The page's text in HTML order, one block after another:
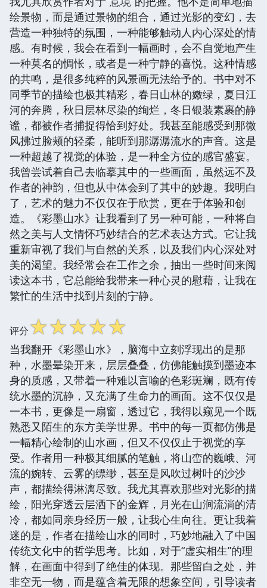
绘景物，而是通过景物的组合，通过光影的变幻，去
营造一种独特的氛围，一种能够触动人内心深处的情
感。有时候，我会在看到一幅画时，会不自觉地产生
一种莫名的惆怅，或者是一种宁静的喜悦。这种情感
的共鸣，是很多纯粹的风景画无法给予的。书中对不
同季节的描绘也极其精彩，春日山林的嫩绿，夏日江
河的奔腾，秋日层林尽染的绚烂，冬日银装素裹的静
谧，都被作者捕捉得恰到好处。我甚至能感受到那微
风拂过脸颊的轻柔，能听到那潺潺流水的声音。这是
一种超越了视觉的体验，是一种全方位的感官盛宴。
我曾尝试着自己去临摹其中的一些画面，虽然远不及
作者的神韵，但也从中体会到了其中的妙趣。我明白
了，艺术的魅力不仅仅在于欣赏，更在于体验和创
造。《彩墨山水》让我看到了另一种可能，一种将自
然之美与人文情怀巧妙结合的艺术表达方式。它让我
重新审视了我们与自然的关系，以及我们内心深处对
美的渴望。我经常会在工作之余，抽出一些时间来阅
读这本书，它总能给我带来一种心灵的慰藉，让我在
繁忙的生活中找到片刻的宁静。
评分☆☆☆☆☆
当我翻开《彩墨山水》，脑海中立刻浮现出的是那
种，水墨晕染开来，层层叠叠，仿佛能触摸到墨迹本
身的质感，又带着一种难以言喻的色彩斑斓，既有传
统水墨的沉静，又充满了生命力的画面。这不仅仅是
一本书，更像是一扇窗，透过它，我得以窥见一个既
熟悉又陌生的东方美学世界。书中的每一页都仿佛是
一幅精心绘制的山水画，但又不仅仅止于视觉的享
受。作者用一种极其细腻的笔触，将山峦的巍峨、河
流的婉转、云雾的缥缈，甚至是风吹过树叶的沙沙
声，都描绘得淋漓尽致。我尤其喜欢那些对光影的描
绘，阳光穿透云层洒下的金辉，月光在山涧流淌的清
冷，都如同亲身经历一般，让我心生向往。更让我着
迷的是，作者在描绘山水的同时，巧妙地融入了中国
传统文化中的哲学思考。比如，对于“虚实相生”的理
解，在画面中得到了绝佳的体现。那些留白之处，并
非空无一物，而是蕴含着无限的想象空间，引导读者